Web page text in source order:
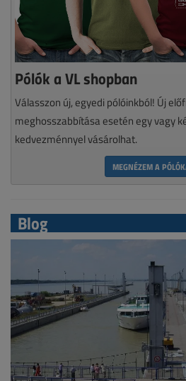
Pólók a VL shopban
Válasszon új, egyedi pólóinkból! Új
meghosszabbítása esetén egy vagy
kedvezménnyel vásárolhat.
MEGNÉZEM A
Blog